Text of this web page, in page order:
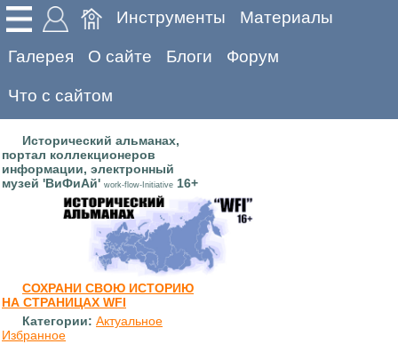
Инструменты Материалы
Галерея О сайте Блоги Форум
Что с сайтом
Исторический альманах,
портал коллекционеров
информации, электронный
музей 'ВиФиАй' work-flow-Initiative 16+
СОХРАНИ СВОЮ ИСТОРИЮ
НА СТРАНИЦАХ WFI
Категории: Актуальное
Избранное